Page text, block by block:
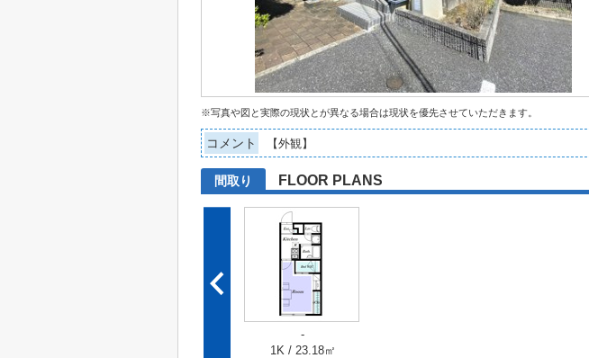
※写真や図と実際の現状とが異なる場合は現状を優先させていただきます。
コメント 【外観】
間取り FLOOR PLANS
-
1K / 23.18㎡